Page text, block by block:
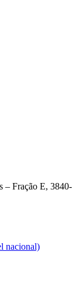
– Fração E, 3840-
nacional)